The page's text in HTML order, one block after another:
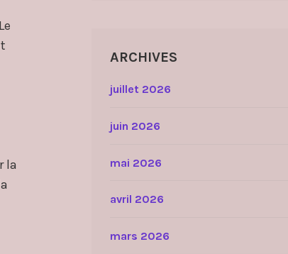
la
ARCHIVES
juillet 2026
juin 2026
mai 2026
avril 2026
mars 2026